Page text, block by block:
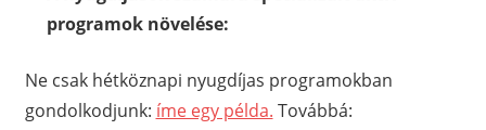
programok növelése:
Ne csak hétköznapi nyugdíjas programokban
gondolkodjunk: íme egy példa. Továbbá: